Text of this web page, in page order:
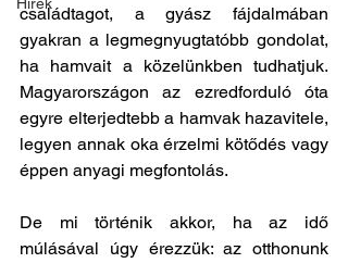
családtagot, a gyász fájdalmában
gyakran a legmegnyugtatóbb gondolat,
ha hamvait a közelünkben tudhatjuk.
Magyarországon az ezredforduló óta
egyre elterjedtebb a hamvak hazavitele,
legyen annak oka érzelmi kötődés vagy
éppen anyagi megfontolás.
De mi történik akkor, ha az idő
múlásával úgy érezzük: az otthonunk